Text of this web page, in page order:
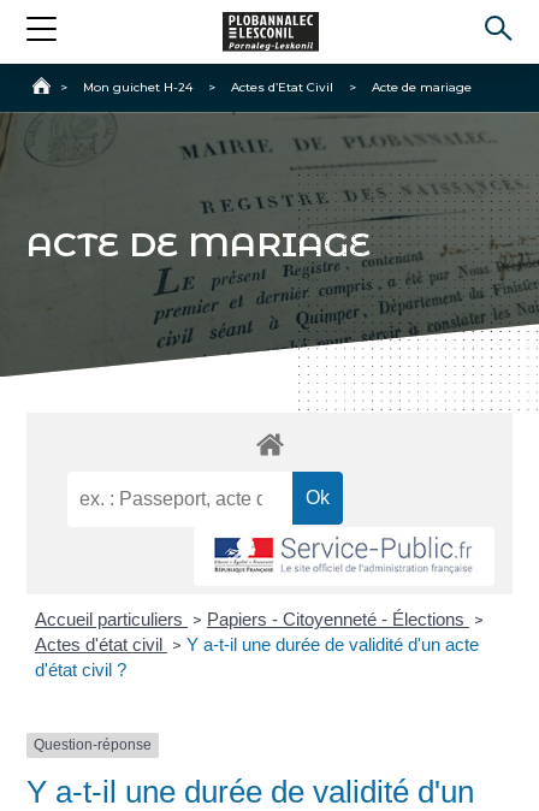
Accueil
> Mon guichet H-24 > Actes d’Etat Civil > Acte de mariage
ACTE DE MARIAGE
Accueil particuliers > Papiers - Citoyenneté - Élections >
Actes d'état civil > Y a-t-il une durée de validité d'un acte
d'état civil ?
Question-réponse
Y a-t-il une durée de validité d'un